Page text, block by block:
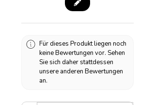
Für dieses Produkt liegen noch
keine Bewertungen vor. Sehen
Sie sich daher stattdessen
unsere anderen Bewertungen
an.